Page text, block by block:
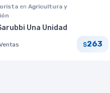
en Agricultura y
Una Unidad
$263